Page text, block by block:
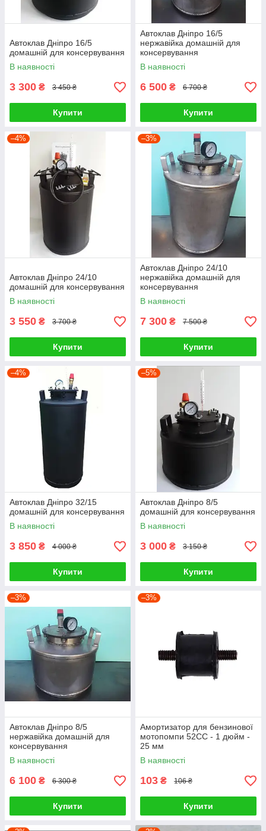
Автоклав Дніпро 16/5
домашній для консервування
В наявності
3 300 ₴ 3 450 ₴
Купити
Автоклав Дніпро 16/5
нержавійка домашній для
консервування
В наявності
6 500 ₴ 6 700 ₴
Купити
–4%
Автоклав Дніпро 24/10
домашній для консервування
В наявності
3 550 ₴ 3 700 ₴
Купити
–3%
Автоклав Дніпро 24/10
нержавійка домашній для
консервування
В наявності
7 300 ₴ 7 500 ₴
Купити
–4%
Автоклав Дніпро 32/15
домашній для консервування
В наявності
3 850 ₴ 4 000 ₴
Купити
–5%
Автоклав Дніпро 8/5
домашній для консервування
В наявності
3 000 ₴ 3 150 ₴
Купити
–3%
Автоклав Дніпро 8/5
нержавійка домашній для
консервування
В наявності
6 100 ₴ 6 300 ₴
Купити
–3%
Амортизатор для бензинової
мотопомпи 52СС - 1 дюйм -
25 мм
В наявності
103 ₴ 106 ₴
Купити